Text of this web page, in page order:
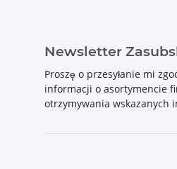
Newsletter
Proszę o przesyłanie mi
informacji o asortymencie
otrzymywania wskazanych